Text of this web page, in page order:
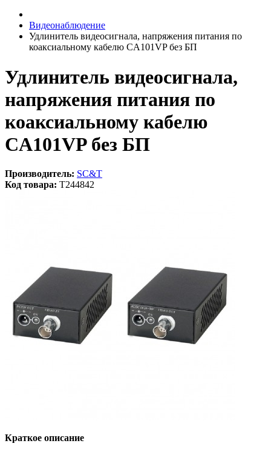
Видеонаблюдение
Удлинитель видеосигнала, напряжения питания по
коаксиальному кабелю CA101VP без БП
Удлинитель видеосигнала,
напряжения питания по
коаксиальному кабелю
CA101VP без БП
Производитель: SC&T
Код товара: T244842
Краткое описание